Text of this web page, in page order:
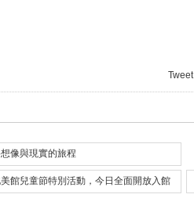
Tweet
像與現實的旅程
美館兒童節特別活動，今日全面開放入館